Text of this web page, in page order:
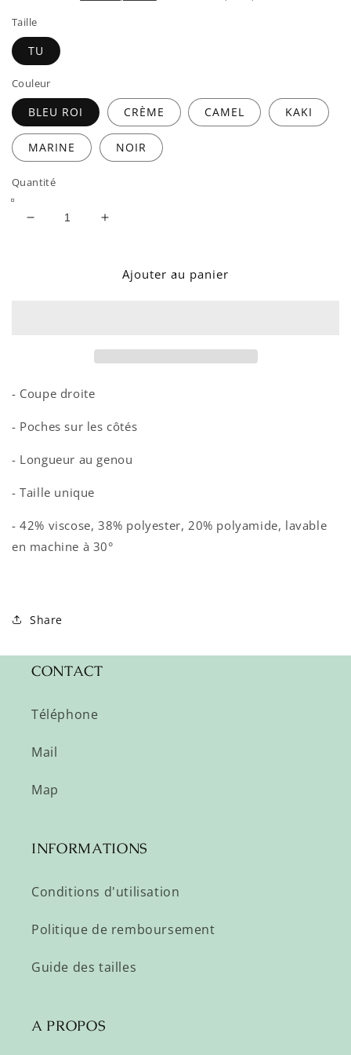
Taille
TU
Couleur
BLEU ROI CRÈME CAMEL KAKI
MARINE NOIR
Quantité
Réduire
Augmenter
Ajouter au panier
- Coupe droite
- Poches sur les côtés
- Longueur au genou
- Taille unique
- 42% viscose, 38% polyester, 20% polyamide, lavable
en machine à 30°
Share
CONTACT
Téléphone
Mail
Map
INFORMATIONS
Conditions d'utilisation
Politique de remboursement
Guide des tailles
A PROPOS